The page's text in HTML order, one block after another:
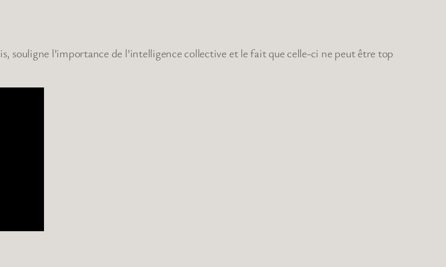
souligne l’importance de l’intelligence collective et le fait que celle-ci ne peut être top